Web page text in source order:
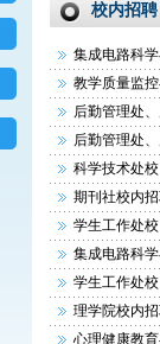
校内招聘
集成电路科
教学质量监
后勤管理处
后勤管理处
科学技术处
期刊社校内
学生工作处
集成电路科
学生工作处
理学院校内
心理健康教